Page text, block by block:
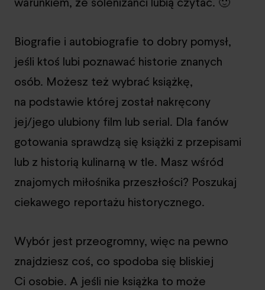
Biografie i autobiografie to dobry pomysł,
jeśli ktoś lubi poznawać historie znanych
osób. Możesz też wybrać książkę,
na podstawie której został nakręcony
jej/jego ulubiony film lub serial. Dla fanów
gotowania sprawdzą się książki z przepisami
lub z historią kulinarną w tle. Masz wśród
znajomych miłośnika przeszłości? Poszukaj
ciekawego reportażu historycznego.
Wybór jest przeogromny, więc na pewno
znajdziesz coś, co spodoba się bliskiej
Ci osobie. A jeśli nie książka to może